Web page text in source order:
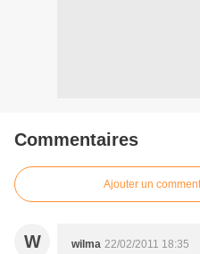
Commentaires
Ajouter un
W wilma 22/02/2011 18:35